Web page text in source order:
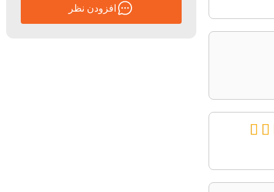
افزودن نظر